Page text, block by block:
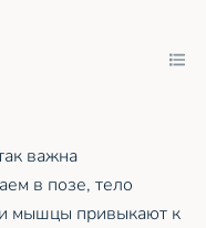
важна
в позе, тело
мышцы привыкают к